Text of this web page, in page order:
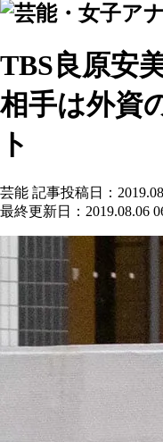
TBS良原安
相手は外資
ト
芸能 記事投稿日：
最終更新日：2019.08.06